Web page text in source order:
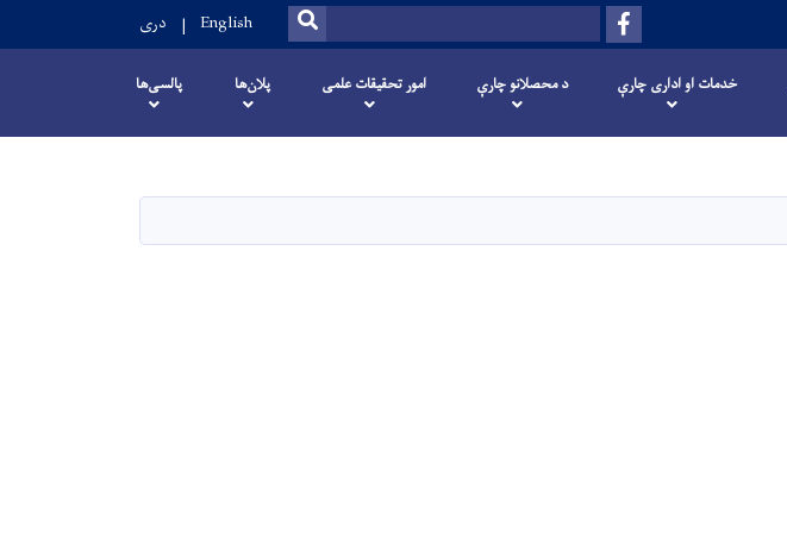
Facebook
SEARCH
English دری
خدمات او اداری چارې د محصلانو چارې امور تحقیقات علمی پلان‌ها پالسی‌ها